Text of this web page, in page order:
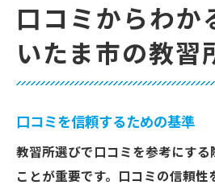
口コミからわか
いたま市の教習
口コミを信頼するための基準
教習所選びで口コミを参考にする
ことが重要です。口コミの信頼性